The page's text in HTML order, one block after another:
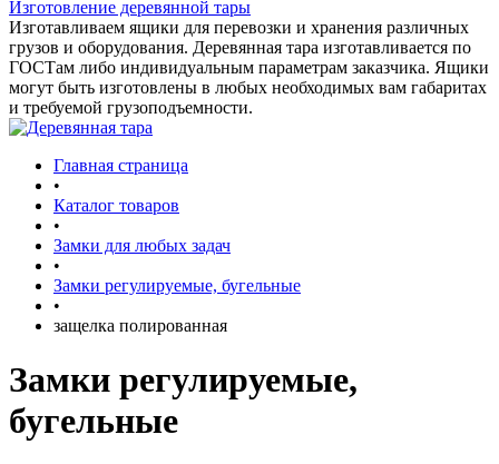
Изготовление деревянной тары
Изготавливаем ящики для перевозки и хранения различных
грузов и оборудования. Деревянная тара изготавливается по
ГОСТам либо индивидуальным параметрам заказчика. Ящики
могут быть изготовлены в любых необходимых вам габаритах
и требуемой грузоподъемности.
Главная страница
•
Каталог товаров
•
Замки для любых задач
•
Замки регулируемые, бугельные
•
защелка полированная
Замки регулируемые,
бугельные